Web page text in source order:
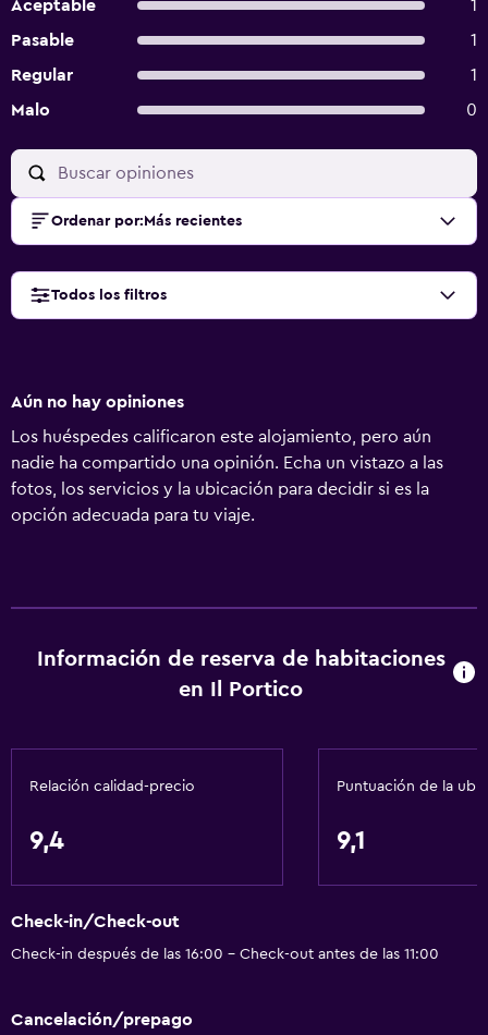
Aceptable
1
Pasable
1
Regular
1
Malo
0
Ordenar por: Más recientes
Todos los filtros
Aún no hay opiniones
Los huéspedes calificaron este alojamiento, pero aún
nadie ha compartido una opinión. Echa un vistazo a las
fotos, los servicios y la ubicación para decidir si es la
opción adecuada para tu viaje.
Información de reserva de habitaciones
en Il Portico
Relación calidad-precio
9,4
Puntuación de la
9,1
Check-in/Check-out
Check-in después de las 16:00 - Check-out antes de las 11:00
Cancelación/prepago